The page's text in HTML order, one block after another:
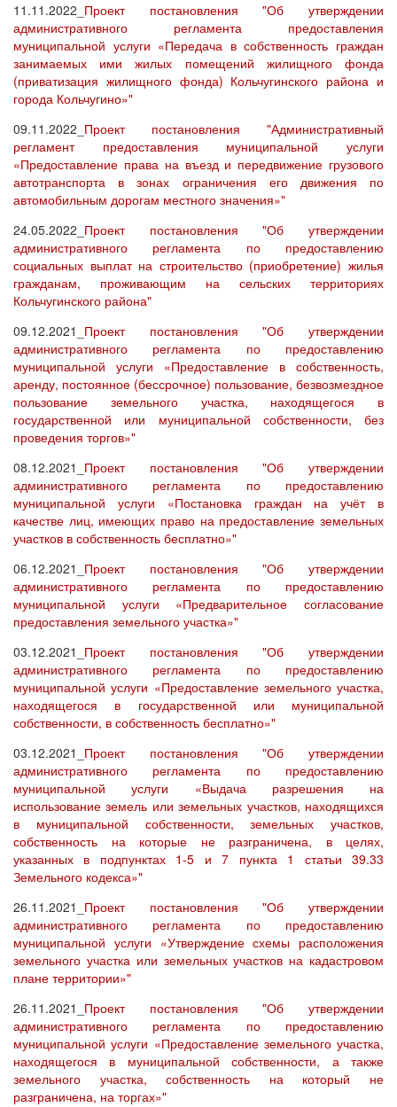
11.11.2022_ Проект постановления "Об утверждении
административного регламента предоставления
муниципальной услуги «Передача в собственность граждан
занимаемых ими жилых помещений жилищного фонда
(приватизация жилищного фонда) Кольчугинского района и
города Кольчугино»"
09.11.2022_ Проект постановления "Административный
регламент предоставления муниципальной услуги
«Предоставление права на въезд и передвижение грузового
автотранспорта в зонах ограничения его движения по
автомобильным дорогам местного значения»"
24.05.2022_ Проект постановления "Об утверждении
административного регламента по предоставлению
социальных выплат на строительство (приобретение) жилья
гражданам, проживающим на сельских территориях
Кольчугинского района"
09.12.2021_ Проект постановления "Об утверждении
административного регламента по предоставлению
муниципальной услуги «Предоставление в собственность,
аренду, постоянное (бессрочное) пользование, безвозмездное
пользование земельного участка, находящегося в
государственной или муниципальной собственности, без
проведения торгов»"
08.12.2021_ Проект постановления "Об утверждении
административного регламента по предоставлению
муниципальной услуги «Постановка граждан на учёт в
качестве лиц, имеющих право на предоставление земельных
участков в собственность бесплатно»"
06.12.2021_ Проект постановления "Об утверждении
административного регламента по предоставлению
муниципальной услуги «Предварительное согласование
предоставления земельного участка»"
03.12.2021_ Проект постановления "Об утверждении
административного регламента по предоставлению
муниципальной услуги «Предоставление земельного участка,
находящегося в государственной или муниципальной
собственности, в собственность бесплатно»"
03.12.2021_ Проект постановления "Об утверждении
административного регламента по предоставлению
муниципальной услуги «Выдача разрешения на
использование земель или земельных участков, находящихся
в муниципальной собственности, земельных участков,
собственность на которые не разграничена, в целях,
указанных в подпунктах 1-5 и 7 пункта 1 статьи 39.33
Земельного кодекса»"
26.11.2021_ Проект постановления "Об утверждении
административного регламента по предоставлению
муниципальной услуги «Утверждение схемы расположения
земельного участка или земельных участков на кадастровом
плане территории»"
26.11.2021_ Проект постановления "Об утверждении
административного регламента по предоставлению
муниципальной услуги «Предоставление земельного участка,
находящегося в муниципальной собственности, а также
земельного участка, собственность на который не
разграничена, на торгах»"